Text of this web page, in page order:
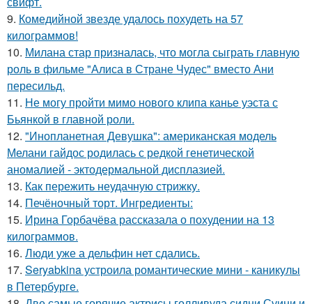
9. Комедийной звезде удалось похудеть на 57
килограммов!
10. Милана стар призналась, что могла сыграть главную
роль в фильме "Алиса в Стране Чудес" вместо Ани
пересильд.
11. Не могу пройти мимо нового клипа канье уэста с
Бьянкой в главной роли.
12. "Инопланетная Девушка": американская модель
Мелани гайдос родилась с редкой генетической
аномалией - эктодермальной дисплазией.
13. Как пережить неудачную стрижку.
14. Печёночный торт. Ингредиенты:
15. Ирина Горбачёва рассказала о похудении на 13
килограммов.
16. Люди уже а дельфин нет сдались.
17. Seryabkina устроила романтические мини - каникулы
в Петербурге.